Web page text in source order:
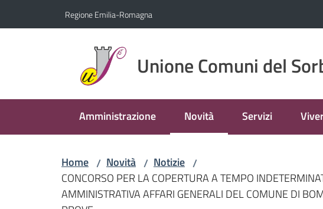
Regione Emilia-Romagna
Unione Comuni del
Amministrazione Novità
Menu selezionato
Servizi
Home / Novità / Notizie /
CONCORSO PER LA COPERTURA A TEMPO
AMMINISTRATIVA AFFARI GENERALI DEL COMUNE DI